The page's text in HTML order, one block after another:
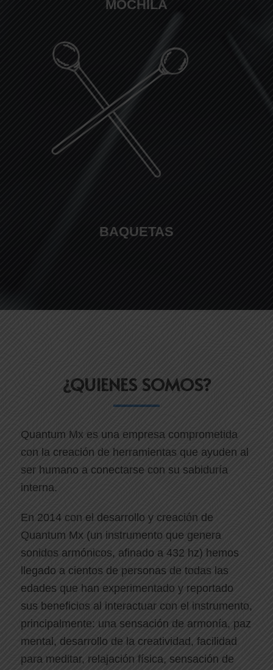
MOCHILA
BAQUETAS
¿QUIENES SOMOS?
Quantum Mx es una empresa comprometida
con la creación de herramientas que ayuden al
ser humano a conectarse con su sabiduría
interna.
En 2014 con el desarrollo y creación de
Quantum Mx (un instrumento que genera
sonidos armónicos, afinado a 432 hz) hemos
llegado a cientos de personas de todas las
edades que han experimentado y reportado
sus beneficios al interactuar con el instrumento,
principalmente: una sensación de armonía, paz
mental, desarrollo de la creatividad, facilidad
para meditar, relajación física, sensación de